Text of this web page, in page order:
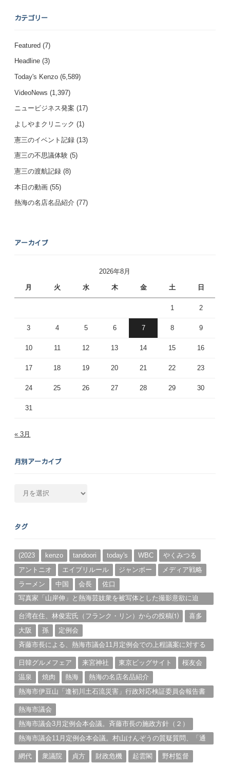
カテゴリー
Featured (7)
Headline (3)
Today's Kenzo (6,589)
VideoNews (1,397)
ニュービジネス発案 (17)
よしやまクリニック (1)
憲三のイベント記録 (13)
憲三の不思議体験 (5)
憲三の渡航記録 (8)
本日の動画 (55)
熱海の名店名品紹介 (77)
アーカイブ
2026年8月
月 火 水 木 金 土 日
1 2
3 4 5 6 7 8 9
10 11 12 13 14 15 16
17 18 19 20 21 22 23
24 25 26 27 28 29 30
31
« 3月
月別アーカイブ
カ
ブ
タグ
(2023 kenzo tandoori today's WBC
やくみつる
アントニオ
エイプリルール ジャンボー
メディア戦略
ラーメン
中国 会長
佐口
写真家「山岸伸」と熱海芸妓衆を被写体とした撮影意欲に迫
台湾在住、林俊宏氏（フランク・リン）からの投稿⑴
喜多
大阪
孫
定例会
斉藤市長による、熱海市議会11月定例会での上程議案に対する
日韓グルメフェア
来宮神社 東京ビッグサイト
桜友会
温泉
焼肉 熱海
熱海の名店名品紹介
熱海市伊豆山「逢初川土石流災害」行政対応検証委員会報告書
熱海市議会
熱海市議会3月定例会本会議。斉藤市長の施政方針（２）
熱海市議会11月定例会本会議。村山けんぞうの質疑質問、「通
網代
衆議院 貞方 財政危機 起雲閣 野村監督